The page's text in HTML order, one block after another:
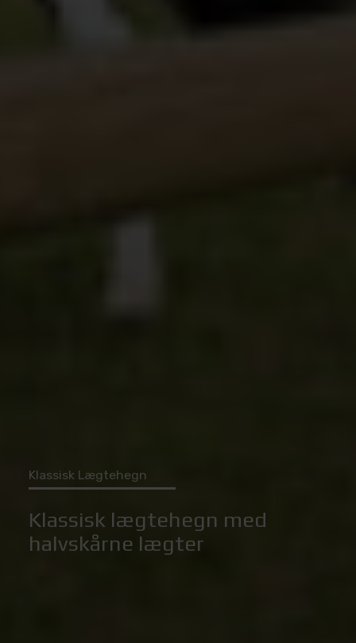
Klassisk Lægtehegn
Klassisk lægtehegn med
halvskårne lægter